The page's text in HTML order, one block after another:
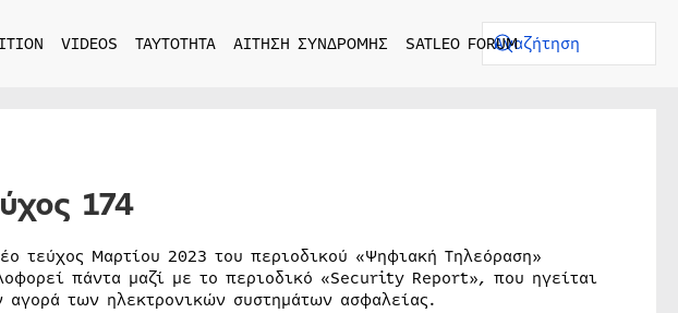
VIDEOS ΤΑΥΤΟΤΗΤΑ ΑΙΤΗΣΗ ΣΥΝΔΡΟΜΗΣ SATLEO FORUM
174
τεύχος Μαρτίου 2023 του περιοδικού «Ψηφιακή Τηλεόραση»
πάντα μαζί με το περιοδικό «Security Report», που ηγείται
αγορά των ηλεκτρονικών συστημάτων ασφαλείας.